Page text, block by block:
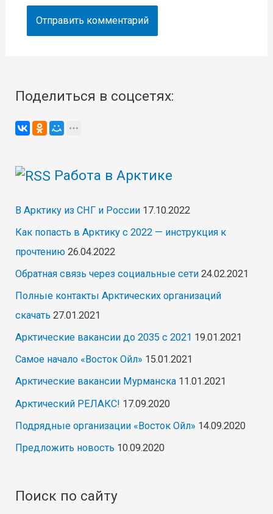
Поделиться в соцсетях:
Работа в Арктике
В Арктику из СНГ и России 17.10.2022
Как попасть в Арктику с 2022 — инструкция к
прочтению 26.04.2022
Обратная связь через социальные сети 24.02.2021
Полные контакты Арктических организаций
скачать 27.01.2021
Арктические вакансии до 2035 с 2021 19.01.2021
Самое начало «Восток Ойл» 15.01.2021
Арктические вакансии Мурманска 11.01.2021
Арктический РЕЛАКС! 17.09.2020
Подрядные организации «Восток Ойл» 14.09.2020
Предложить новость 10.09.2020
Поиск по сайту